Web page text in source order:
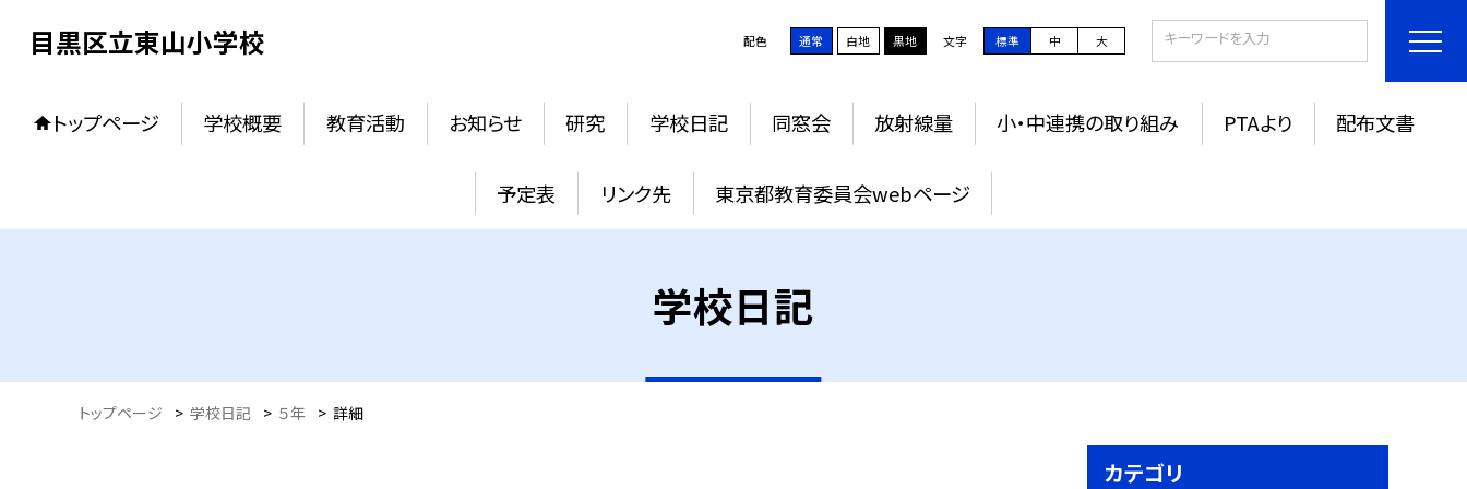
目黒区立東山小学校 配色 通常 白地 黒地 文字 標準 中 大
トップページ 学校概要 教育活動 お知らせ 研究 学校日記 同窓会 放射線量 小・中連携の取り組み PTAより 配布文書
予定表 リンク先 東京都教育委員会webページ
学校日記
トップページ > 学校日記 > ５年 > 詳細
カテゴリ